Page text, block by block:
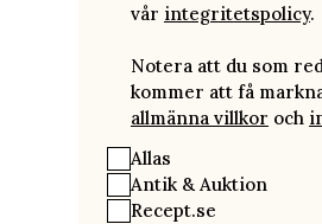
vår integritetspolicy.
Notera att du som
kommer att få
allmänna villkor och
Allas
Antik & Auktion
Recept.se